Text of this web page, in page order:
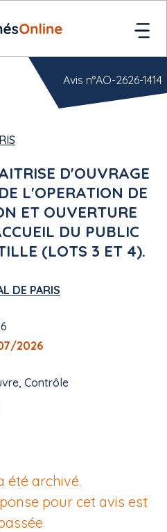
D'OUVRAGE
L'OPERATION DE
ET OUVERTURE
DU PUBLIC
(LOTS 3 ET 4).
DE PARIS
2026
Contrôle
Avis n°AO-2626-1414
été archivé.
pour cet avis est